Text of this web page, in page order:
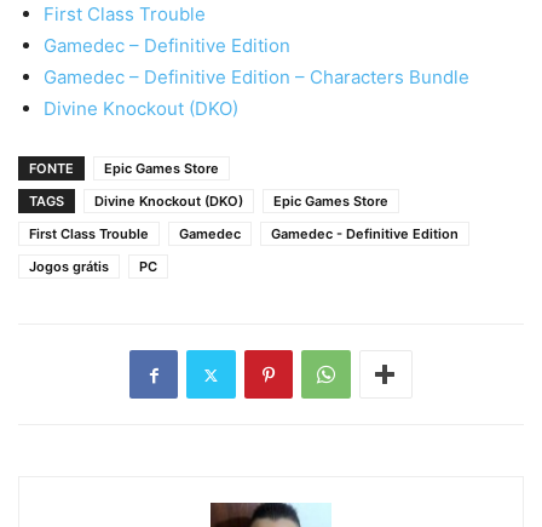
First Class Trouble
Gamedec – Definitive Edition
Gamedec – Definitive Edition – Characters Bundle
Divine Knockout (DKO)
FONTE
Epic Games Store
TAGS
Divine Knockout (DKO)
Epic Games Store
First Class Trouble
Gamedec
Gamedec - Definitive Edition
Jogos grátis
PC